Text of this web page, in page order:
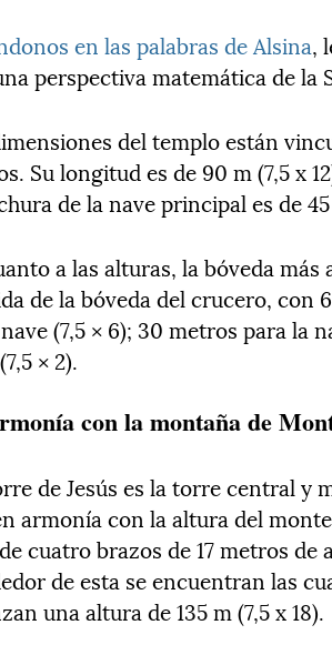
en las palabras de Alsina,
perspectiva matemática de la
del templo están
Su longitud es de 90 m (7,5 x
de la nave principal es de
a las alturas, la bóveda más
de la bóveda del crucero, con
(7,5 × 6); 30 metros para la
× 2).
con la montaña de
de Jesús es la torre central y
armonía con la altura del
cuatro brazos de 17 metros de
de esta se encuentran las
una altura de 135 m (7,5 x 18).